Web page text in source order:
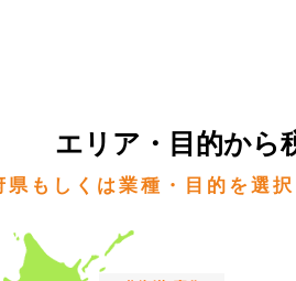
エリア・目的から
県もしくは業種・目的を選